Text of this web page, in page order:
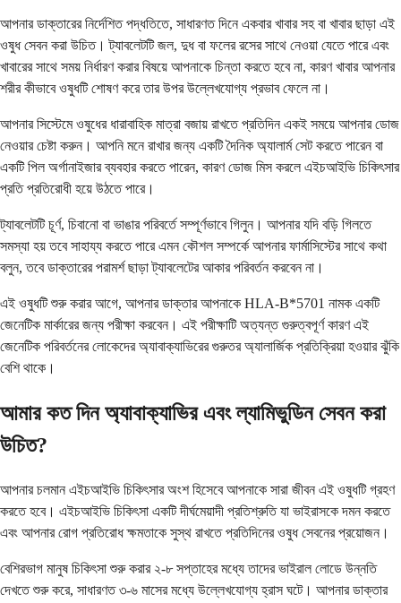
আপনার ডাক্তারের নির্দেশিত পদ্ধতিতে, সাধারণত দিনে একবার খাবার সহ বা খাবার ছাড়া এই
ওষুধ সেবন করা উচিত। ট্যাবলেটটি জল, দুধ বা ফলের রসের সাথে নেওয়া যেতে পারে এবং
খাবারের সাথে সময় নির্ধারণ করার বিষয়ে আপনাকে চিন্তা করতে হবে না, কারণ খাবার আপনার
শরীর কীভাবে ওষুধটি শোষণ করে তার উপর উল্লেখযোগ্য প্রভাব ফেলে না।
আপনার সিস্টেমে ওষুধের ধারাবাহিক মাত্রা বজায় রাখতে প্রতিদিন একই সময়ে আপনার ডোজ
নেওয়ার চেষ্টা করুন। আপনি মনে রাখার জন্য একটি দৈনিক অ্যালার্ম সেট করতে পারেন বা
একটি পিল অর্গানাইজার ব্যবহার করতে পারেন, কারণ ডোজ মিস করলে এইচআইভি চিকিৎসার
প্রতি প্রতিরোধী হয়ে উঠতে পারে।
ট্যাবলেটটি চূর্ণ, চিবানো বা ভাঙার পরিবর্তে সম্পূর্ণভাবে গিলুন। আপনার যদি বড়ি গিলতে
সমস্যা হয় তবে সাহায্য করতে পারে এমন কৌশল সম্পর্কে আপনার ফার্মাসিস্টের সাথে কথা
বলুন, তবে ডাক্তারের পরামর্শ ছাড়া ট্যাবলেটের আকার পরিবর্তন করবেন না।
এই ওষুধটি শুরু করার আগে, আপনার ডাক্তার আপনাকে HLA-B*5701 নামক একটি
জেনেটিক মার্কারের জন্য পরীক্ষা করবেন। এই পরীক্ষাটি অত্যন্ত গুরুত্বপূর্ণ কারণ এই
জেনেটিক পরিবর্তনের লোকেদের অ্যাবাক্যাভিরের গুরুতর অ্যালার্জিক প্রতিক্রিয়া হওয়ার ঝুঁকি
বেশি থাকে।
আমার কত দিন অ্যাবাক্যাভির এবং ল্যামিভুডিন সেবন করা
উচিত?
আপনার চলমান এইচআইভি চিকিৎসার অংশ হিসেবে আপনাকে সারা জীবন এই ওষুধটি গ্রহণ
করতে হবে। এইচআইভি চিকিৎসা একটি দীর্ঘমেয়াদী প্রতিশ্রুতি যা ভাইরাসকে দমন করতে
এবং আপনার রোগ প্রতিরোধ ক্ষমতাকে সুস্থ রাখতে প্রতিদিনের ওষুধ সেবনের প্রয়োজন।
বেশিরভাগ মানুষ চিকিৎসা শুরু করার ২-৮ সপ্তাহের মধ্যে তাদের ভাইরাল লোডে উন্নতি
দেখতে শুরু করে, সাধারণত ৩-৬ মাসের মধ্যে উল্লেখযোগ্য হ্রাস ঘটে। আপনার ডাক্তার